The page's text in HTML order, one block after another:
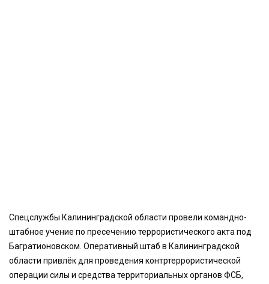
Спецслужбы Калининградской области провели командно-
штабное учение по пресечению террористического акта под
Багратионовском. Оперативный штаб в Калининградской
области привлёк для проведения контртеррористической
операции силы и средства территориальных органов ФСБ,